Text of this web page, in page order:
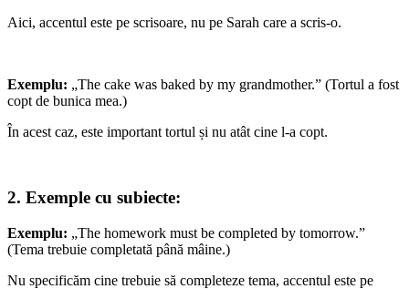
Aici, accentul este pe scrisoare, nu pe Sarah care a scris-o.
Exemplu: „The cake was baked by my grandmother.” (Tortul a fost
copt de bunica mea.)
În acest caz, este important tortul și nu atât cine l-a copt.
2. Exemple cu subiecte:
Exemplu: „The homework must be completed by tomorrow.”
(Tema trebuie completată până mâine.)
Nu specificăm cine trebuie să completeze tema, accentul este pe